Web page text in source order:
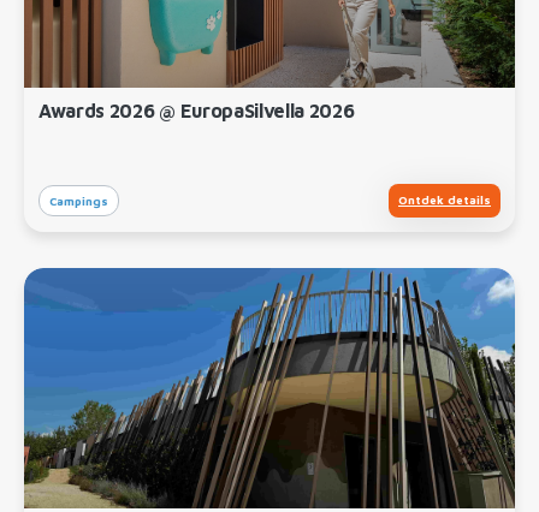
Awards 2026 @ EuropaSilvella 2026
Campings Ontdek details